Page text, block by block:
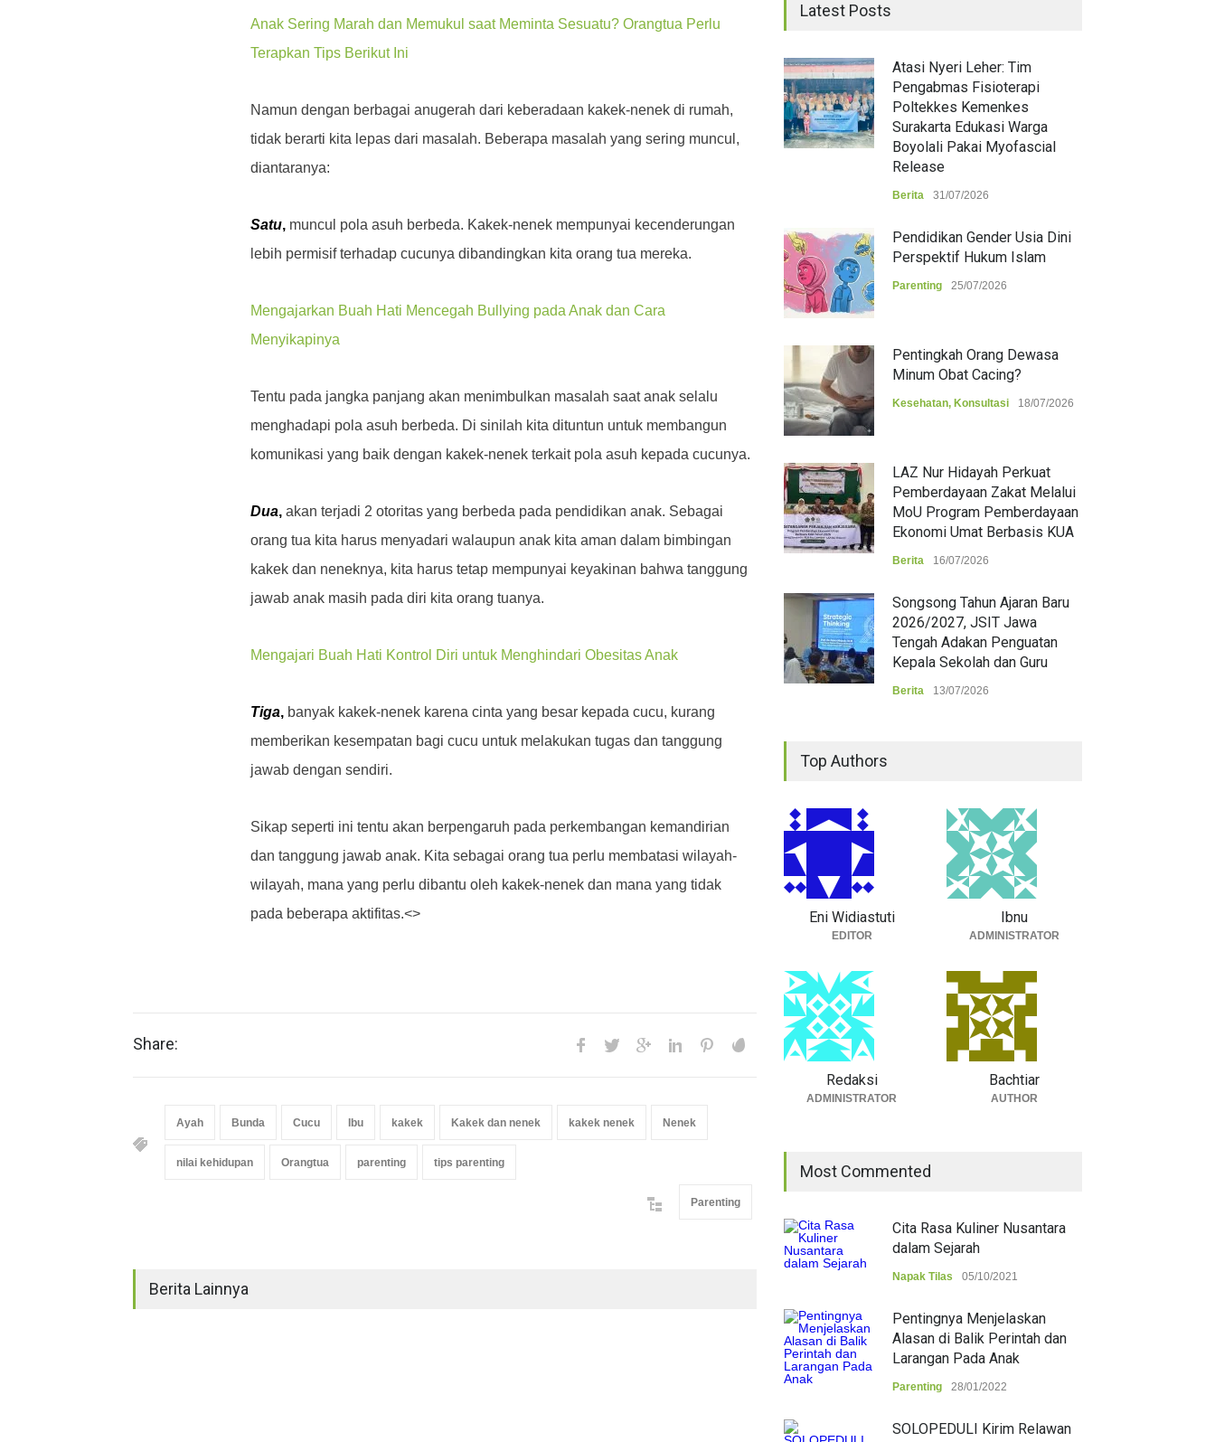
Anak Sering Marah dan Memukul saat Meminta Sesuatu? Orangtua Perlu
Terapkan Tips Berikut Ini
Namun dengan berbagai anugerah dari keberadaan kakek-nenek di rumah,
tidak berarti kita lepas dari masalah. Beberapa masalah yang sering muncul,
diantaranya:
Satu, muncul pola asuh berbeda. Kakek-nenek mempunyai kecenderungan
lebih permisif terhadap cucunya dibandingkan kita orang tua mereka.
Mengajarkan Buah Hati Mencegah Bullying pada Anak dan Cara
Menyikapinya
Tentu pada jangka panjang akan menimbulkan masalah saat anak selalu
menghadapi pola asuh berbeda. Di sinilah kita dituntun untuk membangun
komunikasi yang baik dengan kakek-nenek terkait pola asuh kepada cucunya.
Dua, akan terjadi 2 otoritas yang berbeda pada pendidikan anak. Sebagai
orang tua kita harus menyadari walaupun anak kita aman dalam bimbingan
kakek dan neneknya, kita harus tetap mempunyai keyakinan bahwa tanggung
jawab anak masih pada diri kita orang tuanya.
Mengajari Buah Hati Kontrol Diri untuk Menghindari Obesitas Anak
Tiga, banyak kakek-nenek karena cinta yang besar kepada cucu, kurang
memberikan kesempatan bagi cucu untuk melakukan tugas dan tanggung
jawab dengan sendiri.
Sikap seperti ini tentu akan berpengaruh pada perkembangan kemandirian
dan tanggung jawab anak. Kita sebagai orang tua perlu membatasi wilayah-
wilayah, mana yang perlu dibantu oleh kakek-nenek dan mana yang tidak
pada beberapa aktifitas.<>
Share:
Ayah Bunda Cucu Ibu kakek Kakek dan nenek kakek nenek Nenek
nilai kehidupan Orangtua parenting tips parenting
Parenting
Berita Lainnya
Latest Posts
Atasi Nyeri Leher: Tim
Pengabmas Fisioterapi
Poltekkes Kemenkes
Surakarta Edukasi Warga
Boyolali Pakai Myofascial
Release
Berita 31/07/2026
Pendidikan Gender Usia Dini
Perspektif Hukum Islam
Parenting 25/07/2026
Pentingkah Orang Dewasa
Minum Obat Cacing?
Kesehatan, Konsultasi 18/07/2026
LAZ Nur Hidayah Perkuat
Pemberdayaan Zakat Melalui
MoU Program Pemberdayaan
Ekonomi Umat Berbasis KUA
Berita 16/07/2026
Songsong Tahun Ajaran Baru
2026/2027, JSIT Jawa
Tengah Adakan Penguatan
Kepala Sekolah dan Guru
Berita 13/07/2026
Top Authors
Eni Widiastuti
EDITOR
Ibnu
ADMINISTRATOR
Redaksi
ADMINISTRATOR
Bachtiar
AUTHOR
Most Commented
Cita Rasa Kuliner Nusantara
dalam Sejarah
Napak Tilas 05/10/2021
Pentingnya Menjelaskan
Alasan di Balik Perintah dan
Larangan Pada Anak
Parenting 28/01/2022
SOLOPEDULI Kirim Relawan